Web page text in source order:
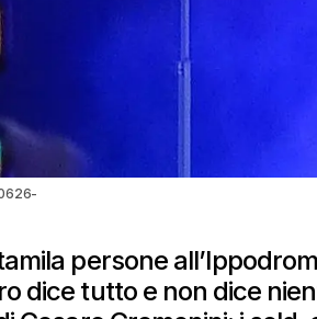
persone
dice tutto e non dice